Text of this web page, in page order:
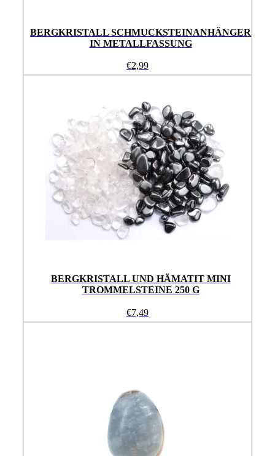
BERGKRISTALL SCHMUCKSTEINANHÄNGER
IN METALLFASSUNG
€2,99
BERGKRISTALL UND HÄMATIT MINI
TROMMELSTEINE 250 G
€7,49